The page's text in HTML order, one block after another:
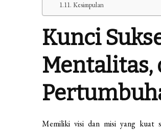
Kesimpulan
Kunci
Mentalitas,
Memiliki visi dan misi yang kuat